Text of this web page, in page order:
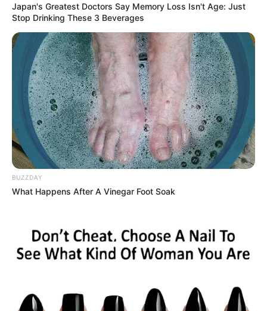
Japan's Greatest Doctors Say Memory Loss Isn't Age: Just
Stop Drinking These 3 Beverages
BUZZDAY
What Happens After A Vinegar Foot Soak